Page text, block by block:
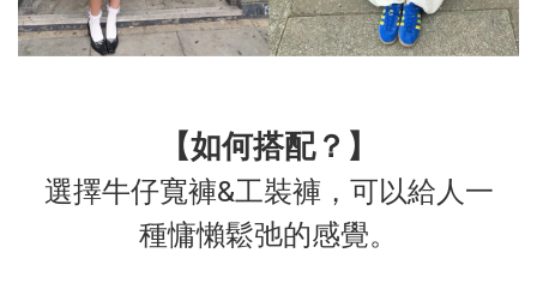
【如何搭配？】
選擇牛仔寬褲&工裝褲，可以給人一
種慵懶鬆弛的感覺。